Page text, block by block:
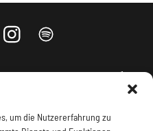
um die Nutzererfahrung zu